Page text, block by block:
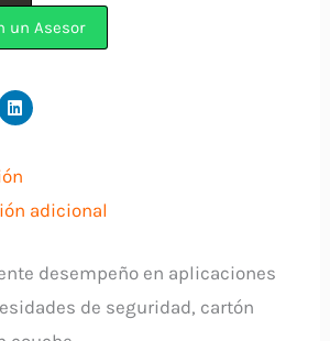
un Asesor
adicional
desempeño en aplicaciones
de seguridad, cartón